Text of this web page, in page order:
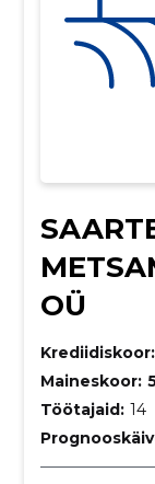
OÜ
Krediidiskoor:
Maineskoor:
Töötajaid: 14